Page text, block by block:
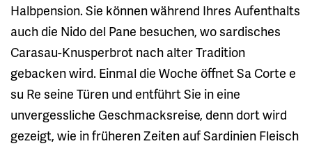
Halbpension. Sie können während Ihres Aufenthalts
auch die Nido del Pane besuchen, wo sardisches
Carasau-Knusperbrot nach alter Tradition
gebacken wird. Einmal die Woche öffnet Sa Corte e
su Re seine Türen und entführt Sie in eine
unvergessliche Geschmacksreise, denn dort wird
gezeigt, wie in früheren Zeiten auf Sardinien Fleisch